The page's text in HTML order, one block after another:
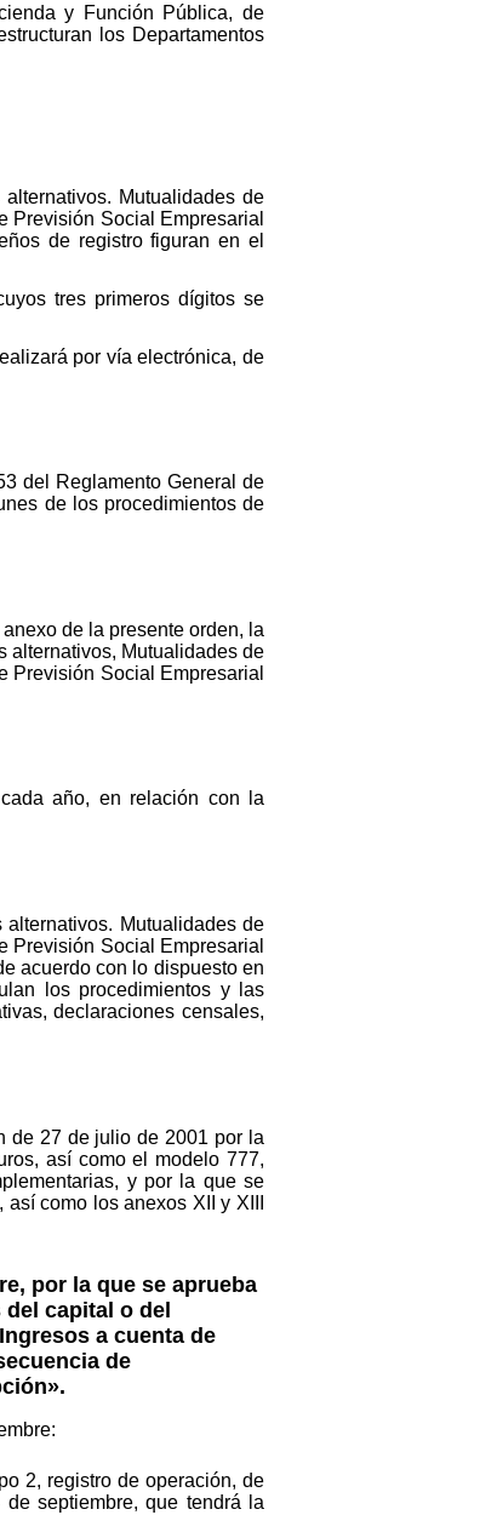
y Función Pública, de
los Departamentos
Mutualidades de
Previsión Social Empresarial
de registro figuran en el
tres primeros dígitos se
por vía electrónica, de
del Reglamento General de
de los procedimientos de
de la presente orden, la
alternativos, Mutualidades de
Previsión Social Empresarial
año, en relación con la
Mutualidades de
Previsión Social Empresarial
acuerdo con lo dispuesto en
los procedimientos y las
declaraciones censales,
de 27 de julio de 2001 por la
así como el modelo 777,
y por la que se
como los anexos XII y XIII
por la que se aprueba
capital o del
a cuenta de
de
2, registro de operación, de
septiembre, que tendrá la